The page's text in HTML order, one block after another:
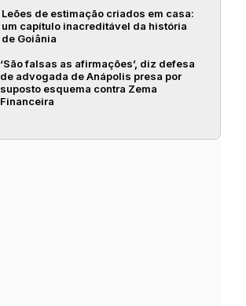
Leões de estimação criados em casa:
um capítulo inacreditável da história
de Goiânia
‘São falsas as afirmações’, diz defesa
de advogada de Anápolis presa por
suposto esquema contra Zema
Financeira